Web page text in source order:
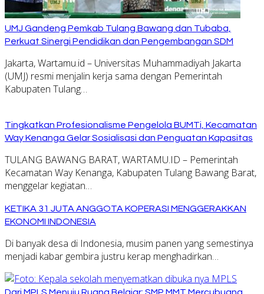
UMJ Gandeng Pemkab Tulang Bawang dan Tubaba,
Perkuat Sinergi Pendidikan dan Pengembangan SDM
Jakarta, Wartamu.id – Universitas Muhammadiyah Jakarta
(UMJ) resmi menjalin kerja sama dengan Pemerintah
Kabupaten Tulang…
Tingkatkan Profesionalisme Pengelola BUMTi, Kecamatan
Way Kenanga Gelar Sosialisasi dan Penguatan Kapasitas
TULANG BAWANG BARAT, WARTAMU.ID – Pemerintah
Kecamatan Way Kenanga, Kabupaten Tulang Bawang Barat,
menggelar kegiatan…
KETIKA 31 JUTA ANGGOTA KOPERASI MENGGERAKKAN
EKONOMI INDONESIA
Di banyak desa di Indonesia, musim panen yang semestinya
menjadi kabar gembira justru kerap menghadirkan…